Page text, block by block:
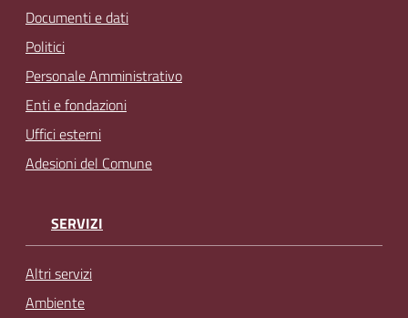
Documenti e dati
Politici
Personale Amministrativo
Enti e fondazioni
Uffici esterni
Adesioni del Comune
SERVIZI
Altri servizi
Ambiente